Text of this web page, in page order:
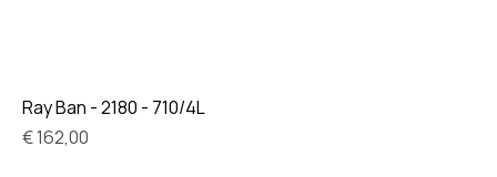
Ray Ban - 2180 - 710/4L
Prijs
€ 162,00